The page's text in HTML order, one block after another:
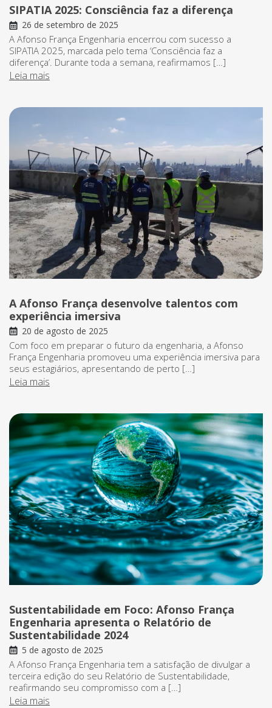
SIPATIA 2025: Consciência faz a diferença
26 de setembro de 2025
A Afonso França Engenharia encerrou com sucesso a
SIPATIA 2025, marcada pelo tema ‘Consciência faz a
diferença’. Durante toda a semana, reafirmamos […]
Leia mais
A Afonso França desenvolve talentos com
experiência imersiva
20 de agosto de 2025
Com foco em preparar o futuro da engenharia, a Afonso
França Engenharia promoveu uma experiência imersiva para
seus estagiários, apresentando de perto […]
Leia mais
Sustentabilidade em Foco: Afonso França
Engenharia apresenta o Relatório de
Sustentabilidade 2024
5 de agosto de 2025
A Afonso França Engenharia tem a satisfação de divulgar a
terceira edição do seu Relatório de Sustentabilidade,
reafirmando seu compromisso com a […]
Leia mais